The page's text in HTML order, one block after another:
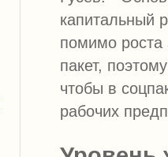
капитальный
помимо роста
пакет,
чтобы в
рабочих